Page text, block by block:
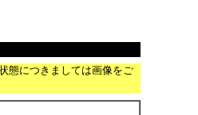
態につきましては画像をご